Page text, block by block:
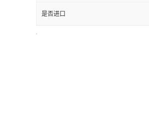
是否进口